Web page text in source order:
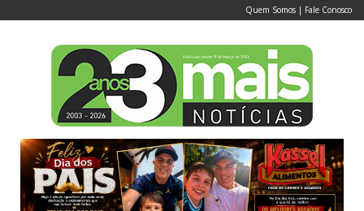
Quem Somos | Fale Conosco